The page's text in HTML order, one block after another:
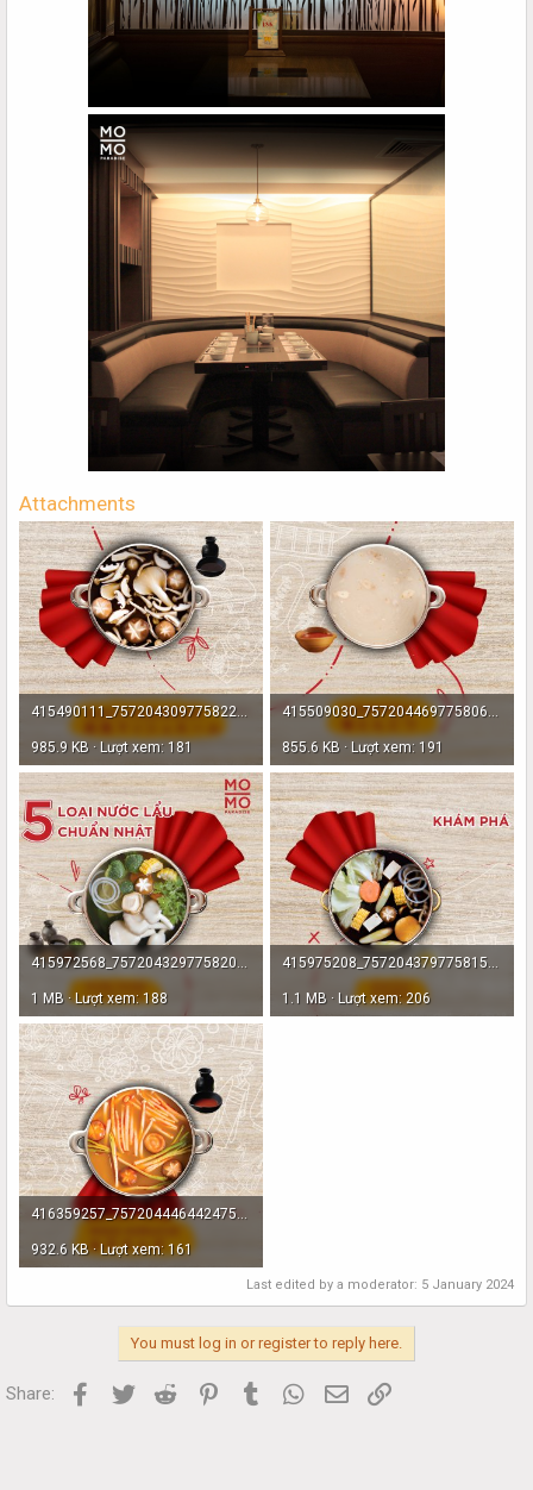
Attachments
985.9 KB · Lượt xem: 181 855.6 KB · Lượt xem: 191
1 MB · Lượt xem: 188 1.1 MB · Lượt xem: 206
932.6 KB · Lượt xem: 161
Last edited by a moderator: 5 January 2024
You must log in or register to reply here.
Share: Facebook
Twitter Reddit PinterestTumblr WhatsApp
Email